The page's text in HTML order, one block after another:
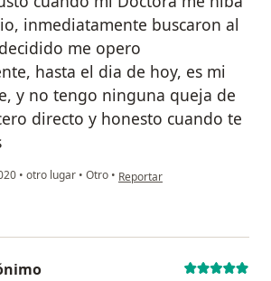
inmediatamente buscaron al
me opero
hasta el dia de hoy, es mi
y no tengo ninguna queja de
directo y honesto cuando te
• otro lugar • Otro • en opinión del usuario
Reportar